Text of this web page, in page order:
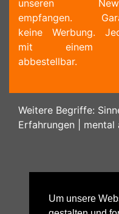
Um unsere
unseren
empfangen.
keine Werbung.
mit einem
abbestellbar.
Weitere Begriffe:
Erfahrungen
mental